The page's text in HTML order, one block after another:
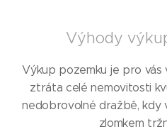
Výhody
Výkup pozemku je pro vás
ztráta celé nemovitosti
nedobrovolné dražbě, kdy
zlomkem